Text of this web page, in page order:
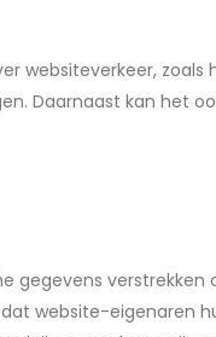
websiteverkeer,
Daarnaast kan het
gegevens
website-eigenaren